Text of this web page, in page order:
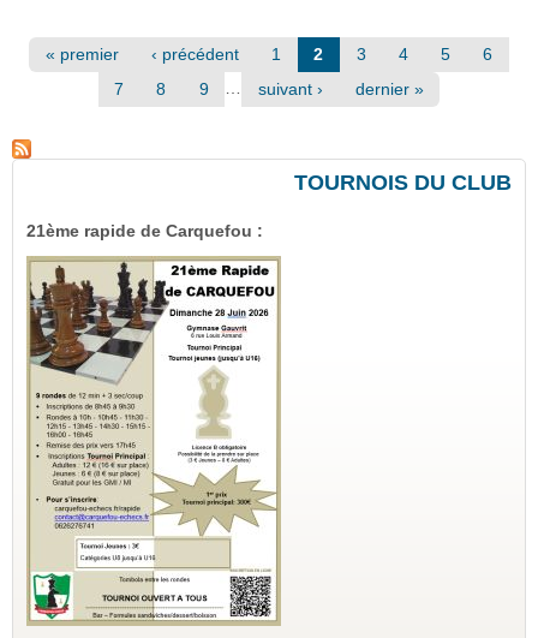
Pages
« premier ‹ précédent 1 2 3 4 5
6
7
8 9 suivant › dernier »
TOURNOIS DU CLUB
21ème rapide de Carquefou :